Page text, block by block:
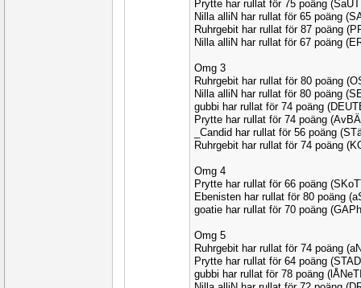
Prytte har rullat för 75 poäng
Nilla alliN har rullat för 65 poäng
Ruhrgebit har rullat för 87 poäng
Nilla alliN har rullat för 67 poäng
Omg 3
Ruhrgebit har rullat för 80 poäng
Nilla alliN har rullat för 80 poäng
gubbi har rullat för 74 poäng
Prytte har rullat för 74 poäng
_Candid har rullat för 56 poäng
Ruhrgebit har rullat för 74 poäng
Omg 4
Prytte har rullat för 66 poäng
Ebenisten har rullat för 80 poäng
goatie har rullat för 70 poäng
Omg 5
Ruhrgebit har rullat för 74 poäng
Prytte har rullat för 64 poäng
gubbi har rullat för 78 poäng